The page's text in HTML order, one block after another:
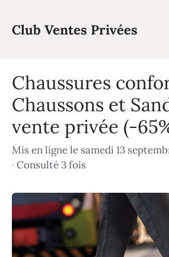
contenu
Club Ventes Privées
Chaussures
Chaussons et
vente privée (-
Mis en ligne le samedi 13
· Consulté 3 fois